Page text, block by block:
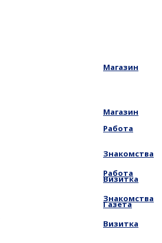
Магазин
Работа
Знакомства
Визитка
Газета
Магазин
Работа
Знакомства
Визитка